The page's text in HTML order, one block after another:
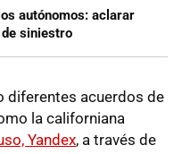
autónomos: aclarar
de siniestro
diferentes acuerdos de
la californiana
Yandex, a través de